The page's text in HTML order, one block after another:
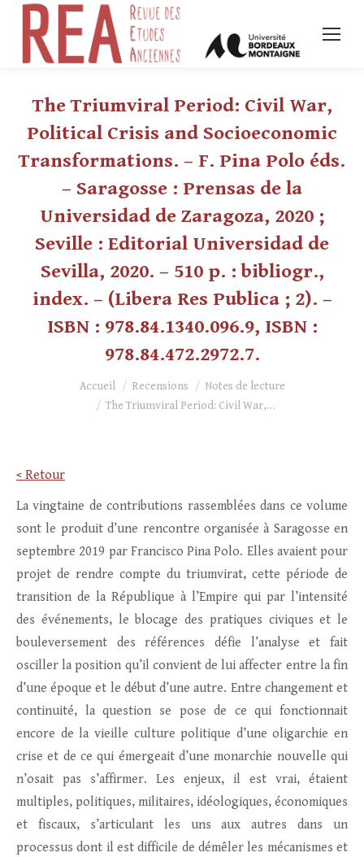
The Triumviral Period: Civil War,
Political Crisis and Socioeconomic
Transformations. – F. Pina Polo éds.
– Saragosse : Prensas de la
Universidad de Zaragoza, 2020 ;
Seville : Editorial Universidad de
Sevilla, 2020. – 510 p. : bibliogr.,
index. – (Libera Res Publica ; 2). –
ISBN : 978.84.1340.096.9, ISBN :
978.84.472.2972.7.
Vous êtes ici :Accueil Recensions
Notes de lecture
The Triumviral Period: Civil War,…
< Retour
La vingtaine de contributions rassemblées dans ce volume
sont le produit d’une rencontre organisée à Saragosse en
septembre 2019 par Francisco Pina Polo. Elles avaient pour
projet de rendre compte du triumvirat, cette période de
transition de la République à l’Empire qui par l’intensité
des événements, le blocage des pratiques civiques et le
bouleversement des références défie l’analyse et fait
osciller la position qu’il convient de lui affecter entre la fin
d’une époque et le début d’une autre. Entre changement et
continuité, la question se pose de ce qui fonctionnait
encore de la vieille culture politique d’une oligarchie en
crise et de ce qui émergeait d’une monarchie nouvelle qui
n’osait pas s’affirmer. Les enjeux, il est vrai, étaient
multiples, politiques, militaires, idéologiques, économiques
et fiscaux, s’articulant les uns aux autres dans un
processus dont il est difficile de démêler les mécanismes et